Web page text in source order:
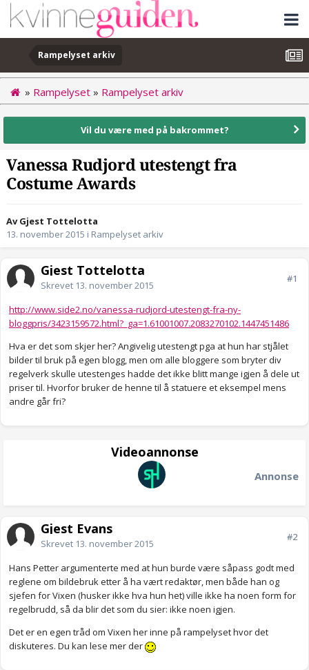
Rampelyset arkiv
» Rampelyset » Rampelyset arkiv
Vil du være med på bakrommet?
Vanessa Rudjord utestengt fra
Costume Awards
Av Gjest Tottelotta
13. november 2015 i Rampelyset arkiv
Gjest Tottelotta
Skrevet 13. november 2015
#1
http://www.side2.no/vanessa-rudjord-utestengt-fra-ny-
bloggpris/3423159572.html?_ga=1.61001007.2083270102.1447451486
Hva er det som skjer her? Angivelig utestengt pga at hun har stjålet
bilder til bruk på egen blogg, men om alle bloggere som bryter div
regelverk skulle utestenges hadde det ikke blitt mange igjen å dele ut
priser til. Hvorfor bruker de henne til å statuere et eksempel mens
andre går fri?
Videoannonse
Annonse
Gjest Evans
Skrevet 13. november 2015
#2
Hans Petter argumenterte med at hun burde være såpass godt med
reglene om bildebruk etter å ha vært redaktør, men både han og
sjefen for Vixen (husker ikke hva hun het) ville ikke ha noen form for
regelbrudd, så da blir det som du sier: ikke noen igjen.
Det er en egen tråd om Vixen her inne på rampelyset hvor det
diskuteres. Du kan lese mer der